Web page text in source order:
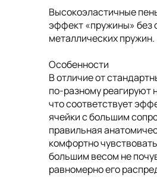
Высокоэластичные
эффект «пружины» без
металлических пружин.
Особенности
В отличие от
по-разному реагируют
что соответствует
ячейки с большим
правильная
комфортно
большим весом не
равномерно его